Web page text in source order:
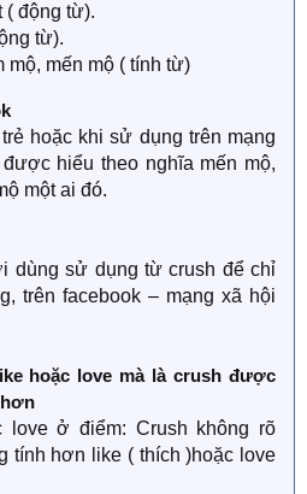
( động từ).
từ).
mộ, mến mộ ( tính từ)
hoặc khi sử dụng trên mạng
hiểu theo nghĩa mến mộ,
một ai đó.
dùng sử dụng từ crush để chỉ
trên facebook – mạng xã hội
hoặc love mà là crush được
love ở điểm: Crush không rõ
tính hơn like ( thích )hoặc love